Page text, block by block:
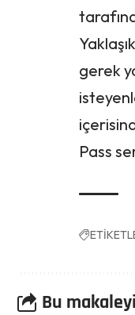
gerek
Pass
Bu